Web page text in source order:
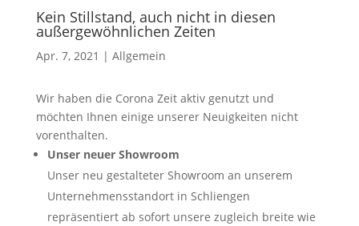
Kein Stillstand, auch nicht in diesen
außergewöhnlichen Zeiten
Apr. 7, 2021 | Allgemein
Wir haben die Corona Zeit aktiv genutzt und
möchten Ihnen einige unserer Neuigkeiten nicht
vorenthalten.
Unser neuer Showroom
Unser neu gestalteter Showroom an unserem
Unternehmensstandort in Schliengen
repräsentiert ab sofort unsere zugleich breite wie